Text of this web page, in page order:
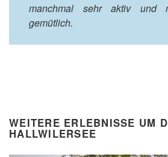
manchmal sehr aktiv und
gemütlich.
WEITERE ERLEBNISSE UM
HALLWILERSEE